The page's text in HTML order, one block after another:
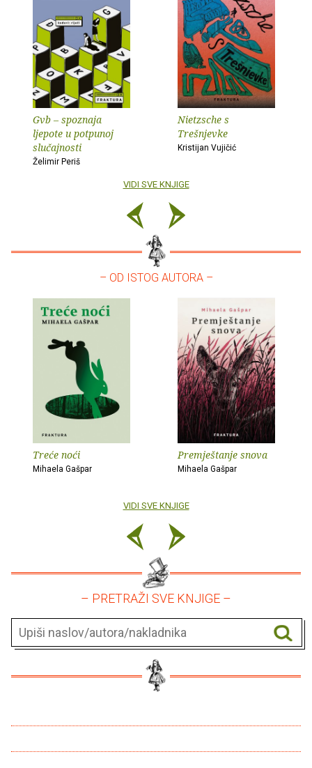
Gvb – spoznaja
ljepote u potpunoj
slučajnosti
Želimir Periš
Nietzsche s
Trešnjevke
Kristijan Vujičić
VIDI SVE KNJIGE
– OD ISTOG AUTORA –
Treće noći
Mihaela Gašpar
Premještanje snova
Mihaela Gašpar
VIDI SVE KNJIGE
– PRETRAŽI SVE KNJIGE –